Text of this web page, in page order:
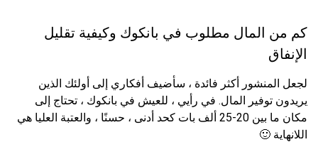
كم من المال مطلوب في بانكوك وكيفية تقليل
الإنفاق
لجعل المنشور أكثر فائدة ، سأضيف أفكاري إلى أولئك الذين
يريدون توفير المال. في رأيي ، للعيش في بانكوك ، تحتاج إلى
مكان ما بين 20-25 ألف بات كحد أدنى ، حسنًا ، والعتبة العليا هي
اللانهاية 🙂